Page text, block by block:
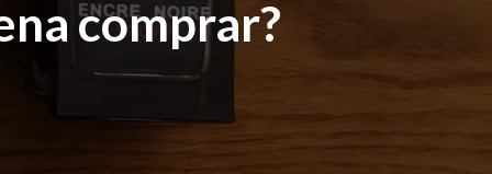
comprar?